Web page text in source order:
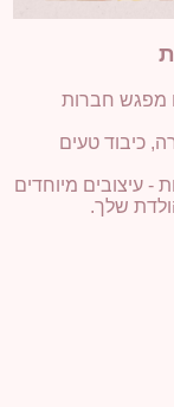
מפגש חברות
כיבוד טעים
- עיצובים מיוחדים
שלך.